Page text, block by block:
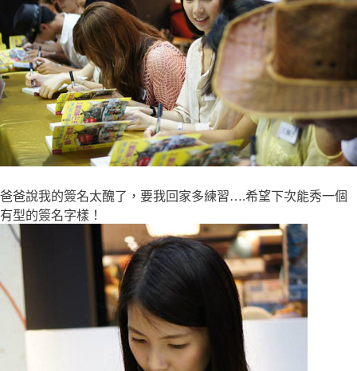
爸爸說我的簽名太醜了，要我回家多練習….希望下次能秀一個
有型的簽名字樣！